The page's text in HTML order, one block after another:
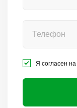
Я согласен на